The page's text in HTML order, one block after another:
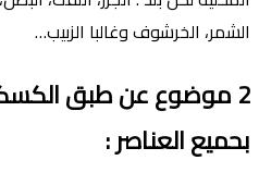
الشمر، الخرشوف وغالبا الزبيب…
2موضوع عن طبق
بحميع العناصر: